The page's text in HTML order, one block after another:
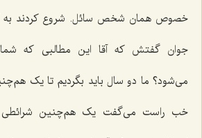
خصوص همان شخص سائل. شروع کردند
جوان گفتش که آقا این مطالبی که شما
می‌شود؟ ما دو سال باید بگردیم تا یک
خب راست می‌گفت یک هم‌چنین شرائطی